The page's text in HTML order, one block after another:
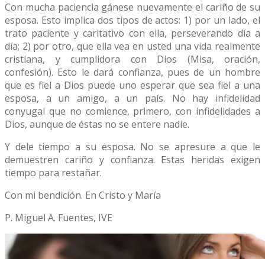
Con mucha paciencia gánese nuevamente el cariño de su
esposa. Esto implica dos tipos de actos: 1) por un lado, el
trato paciente y caritativo con ella, perseverando día a
día; 2) por otro, que ella vea en usted una vida realmente
cristiana, y cumplidora con Dios (Misa, oración,
confesión). Esto le dará confianza, pues de un hombre
que es fiel a Dios puede uno esperar que sea fiel a una
esposa, a un amigo, a un país. No hay infidelidad
conyugal que no comience, primero, con infidelidades a
Dios, aunque de éstas no se entere nadie.
Y dele tiempo a su esposa. No se apresure a que le
demuestren cariño y confianza. Estas heridas exigen
tiempo para restañar.
Con mi bendición. En Cristo y María
P. Miguel A. Fuentes, IVE